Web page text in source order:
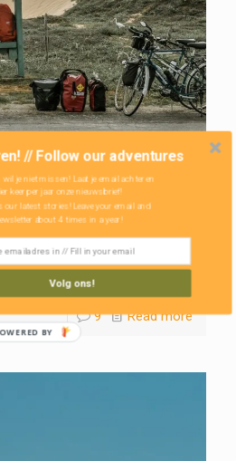
weg naar Salvador, waar Zoë
wachten. Alles loopt op
9 Read more
// Follow our adventures
je niet missen! Laat je email achter en
keer per jaar onze nieuwsbrief!
Volg ons!
latest stories! Leave your email and
about 4 times in a year!
BY